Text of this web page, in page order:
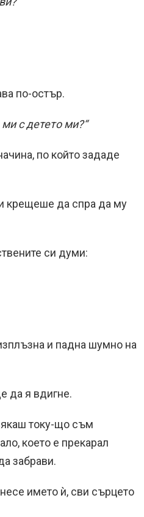
по-остър.
с детето ми?“
по който зададе
крещеше да спра да му
си думи:
и падна шумно на
да я вдигне.
току-що съм
което е прекарал
забрави.
името ѝ, сви сърцето